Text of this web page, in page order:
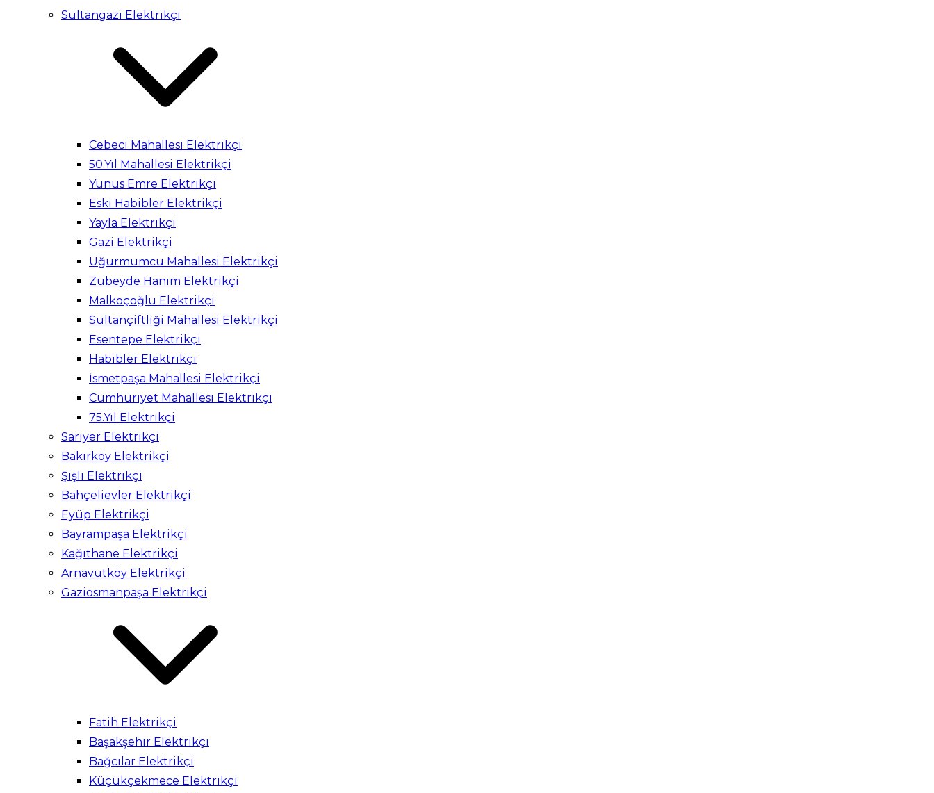
Sultangazi Elektrikçi
Cebeci Mahallesi Elektrikçi
50.Yıl Mahallesi Elektrikçi
Yunus Emre Elektrikçi
Eski Habibler Elektrikçi
Yayla Elektrikçi
Gazi Elektrikçi
Uğurmumcu Mahallesi Elektrikçi
Zübeyde Hanım Elektrikçi
Malkoçoğlu Elektrikçi
Sultançiftliği Mahallesi Elektrikçi
Esentepe Elektrikçi
Habibler Elektrikçi
İsmetpaşa Mahallesi Elektrikçi
Cumhuriyet Mahallesi Elektrikçi
75.Yıl Elektrikçi
Sarıyer Elektrikçi
Bakırköy Elektrikçi
Şişli Elektrikçi
Bahçelievler Elektrikçi
Eyüp Elektrikçi
Bayrampaşa Elektrikçi
Kağıthane Elektrikçi
Arnavutköy Elektrikçi
Gaziosmanpaşa Elektrikçi
Fatih Elektrikçi
Başakşehir Elektrikçi
Bağcılar Elektrikçi
Küçükçekmece Elektrikçi